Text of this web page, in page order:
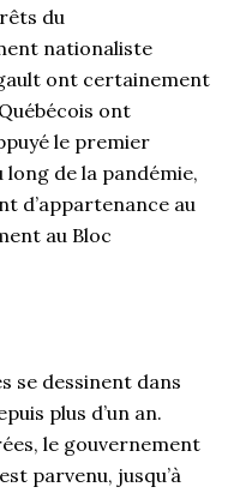
du
nationaliste
ont certainement
ont
le premier
de la pandémie,
d’appartenance au
au Bloc
se dessinent dans
plus d’un an.
le gouvernement
parvenu, jusqu’à